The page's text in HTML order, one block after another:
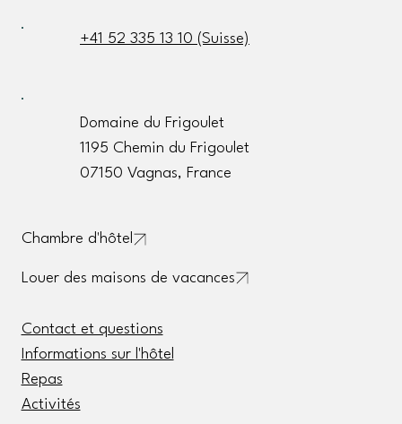
+41 52 335 13 10 (Suisse)
Domaine du Frigoulet
1195 Chemin du Frigoulet
07150 Vagnas, France
Chambre d'hôtel
Louer des maisons de vacances
Contact et questions
Informations sur l'hôtel
Repas
Activités